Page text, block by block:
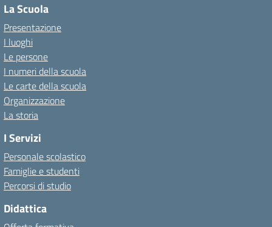
La Scuola
Presentazione
I luoghi
Le persone
I numeri della scuola
Le carte della scuola
Organizzazione
La storia
I Servizi
Personale scolastico
Famiglie e studenti
Percorsi di studio
Didattica